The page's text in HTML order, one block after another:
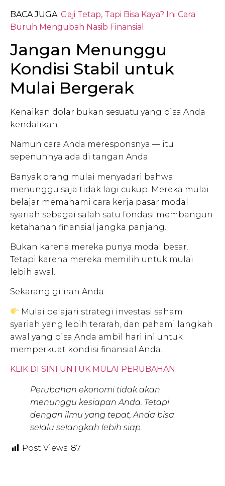
BACA JUGA: Gaji Tetap, Tapi Bisa Kaya? Ini Cara
Buruh Mengubah Nasib Finansial
Jangan Menunggu
Kondisi Stabil untuk
Mulai Bergerak
Kenaikan dolar bukan sesuatu yang bisa Anda
kendalikan.
Namun cara Anda meresponsnya — itu
sepenuhnya ada di tangan Anda.
Banyak orang mulai menyadari bahwa
menunggu saja tidak lagi cukup. Mereka mulai
belajar memahami cara kerja pasar modal
syariah sebagai salah satu fondasi membangun
ketahanan finansial jangka panjang.
Bukan karena mereka punya modal besar.
Tetapi karena mereka memilih untuk mulai
lebih awal.
Sekarang giliran Anda.
Mulai pelajari strategi investasi saham
syariah yang lebih terarah, dan pahami langkah
awal yang bisa Anda ambil hari ini untuk
memperkuat kondisi finansial Anda.
KLIK DI SINI UNTUK MULAI PERUBAHAN
Perubahan ekonomi tidak akan
menunggu kesiapan Anda. Tetapi
dengan ilmu yang tepat, Anda bisa
selalu selangkah lebih siap.
Post Views: 87